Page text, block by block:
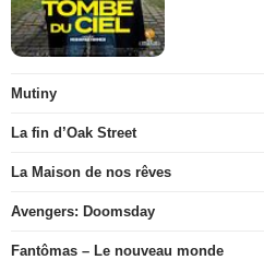
Mutiny
La fin d’Oak Street
La Maison de nos rêves
Avengers: Doomsday
Fantômas – Le nouveau monde